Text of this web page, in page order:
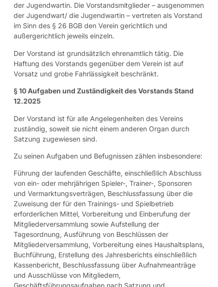
der Jugendwartin. Die Vorstandsmitglieder – ausgenommen
der Jugendwart/ die Jugendwartin – vertreten als Vorstand
im Sinn des § 26 BGB den Verein gerichtlich und
außergerichtlich jeweils einzeln.
Der Vorstand ist grundsätzlich ehrenamtlich tätig. Die
Haftung des Vorstands gegenüber dem Verein ist auf
Vorsatz und grobe Fahrlässigkeit beschränkt.
§ 10 Aufgaben und Zuständigkeit des Vorstands Stand
12.2025
Der Vorstand ist für alle Angelegenheiten des Vereins
zuständig, soweit sie nicht einem anderen Organ durch
Satzung zugewiesen sind.
Zu seinen Aufgaben und Befugnissen zählen insbesondere:
Führung der laufenden Geschäfte, einschließlich Abschluss
von ein- oder mehrjährigen Spieler-, Trainer-, Sponsoren
und Vermarktungsverträgen, Beschlussfassung über die
Zuweisung der für den Trainings- und Spielbetrieb
erforderlichen Mittel, Vorbereitung und Einberufung der
Mitgliederversammlung sowie Aufstellung der
Tagesordnung, Ausführung von Beschlüssen der
Mitgliederversammlung, Vorbereitung eines Haushaltsplans,
Buchführung, Erstellung des Jahresberichts einschließlich
Kassenbericht, Beschlussfassung über Aufnahmeanträge
und Ausschlüsse von Mitgliedern,